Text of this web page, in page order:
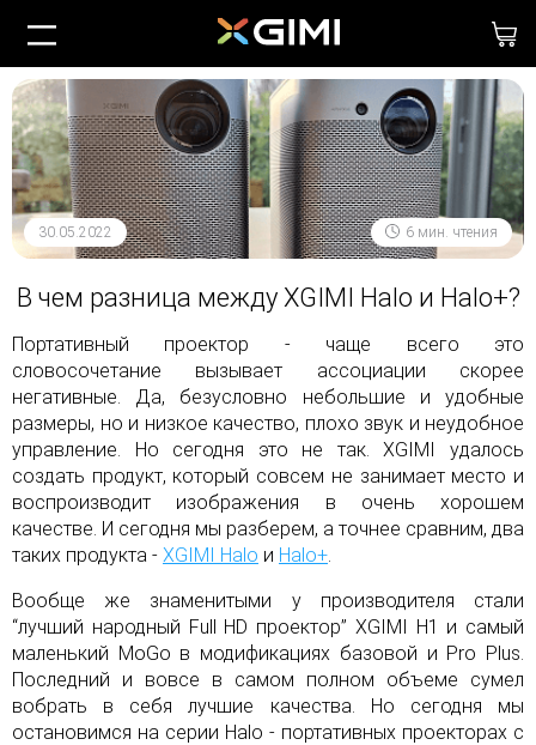
30.05.2022 6 мин. чтения
В чем разница между XGIMI Halo и Halo+?
Портативный проектор - чаще всего это
словосочетание вызывает ассоциации скорее
негативные. Да, безусловно небольшие и удобные
размеры, но и низкое качество, плохо звук и неудобное
управление. Но сегодня это не так. XGIMI удалось
создать продукт, который совсем не занимает место и
воспроизводит изображения в очень хорошем
качестве. И сегодня мы разберем, а точнее сравним, два
таких продукта - XGIMI Halo и Halo+.
Вообще же знаменитыми у производителя стали
“лучший народный Full HD проектор” XGIMI H1 и самый
маленький MoGo в модификациях базовой и Pro Plus.
Последний и вовсе в самом полном объеме сумел
вобрать в себя лучшие качества. Но сегодня мы
остановимся на серии Halo - портативных проекторах с